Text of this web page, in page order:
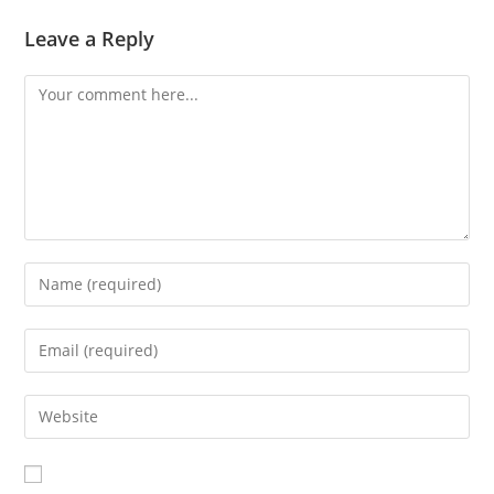
Leave a Reply
Comment
Enter
your
name
comment
Enter
your
email
address
comment
Enter
your
website
URL